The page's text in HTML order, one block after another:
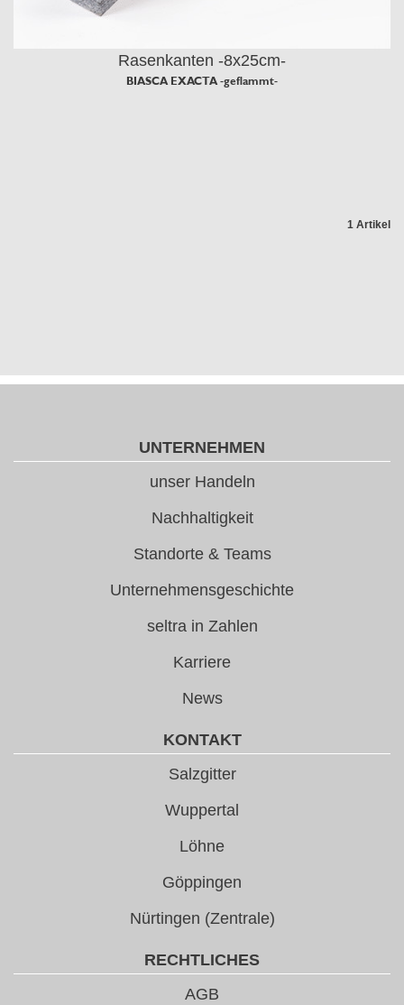
Rasenkanten -8x25cm-
BIASCA EXACTA -geflammt-
1 Artikel
UNTERNEHMEN
unser Handeln
Nachhaltigkeit
Standorte & Teams
Unternehmensgeschichte
seltra in Zahlen
Karriere
News
KONTAKT
Salzgitter
Wuppertal
Löhne
Göppingen
Nürtingen (Zentrale)
RECHTLICHES
AGB